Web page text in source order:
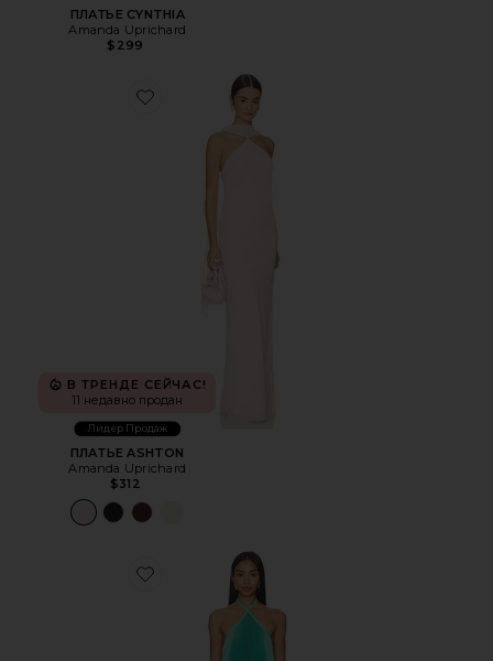
ПЛАТЬЕ CYNTHIA
Amanda Uprichard
$299
Favorite ПЛАТЬЕ ASHTON
В ТРЕНДЕ СЕЙЧАС!
11 недавно продан
Лидер Продаж
ПЛАТЬЕ ASHTON
Amanda Uprichard
$312
Favorite ПЛАТЬЕ DEESSE